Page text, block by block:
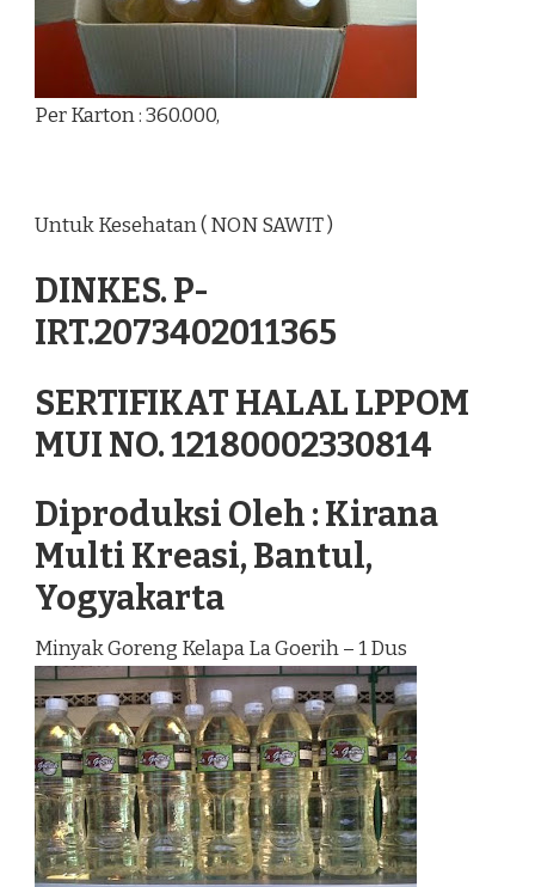
Per Karton : 360.000,
Untuk Kesehatan ( NON SAWIT )
DINKES. P-
IRT.2073402011365
SERTIFIKAT HALAL LPPOM
MUI NO. 12180002330814
Diproduksi Oleh : Kirana
Multi Kreasi, Bantul,
Yogyakarta
Minyak Goreng Kelapa La Goerih – 1 Dus